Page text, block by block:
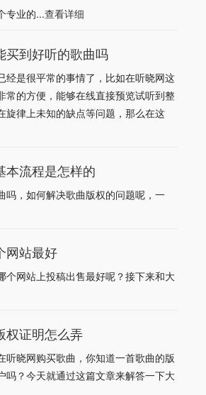
专业的...查看详细
买到好听的歌曲吗
经是很平常的事情了，比如在听晓网这
常的方便，能够在线直接预览试听到整
旋律上未知的缺点等问题，那么在这
本流程是怎样的
吗，如何解决歌曲版权的问题呢，一
网站最好
个网站上投稿出售最好呢？接下来和大
权证明怎么弄
听晓网购买歌曲，你知道一首歌曲的版
吗？今天就通过这篇文章来解答一下大